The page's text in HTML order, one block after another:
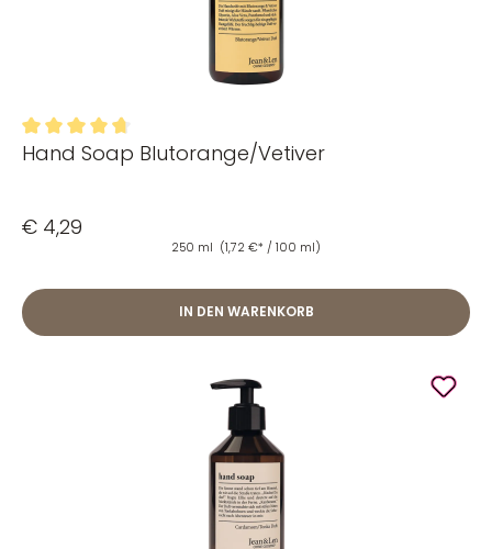
Durchschnittliche Bewertung von 4.76 von 5 Sternen
Hand Soap Blutorange/Vetiver
€ 4,29
250 ml (1,72 €* / 100 ml)
IN DEN WARENKORB